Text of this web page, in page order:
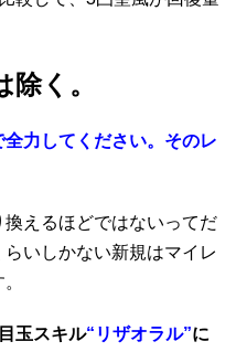
く。
力してください。そのレ
えるほどではないってだ
いしかない新規はマイレ
玉スキル“リザオラル”に